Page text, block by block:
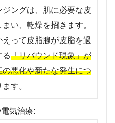
ングは、肌に必要な皮
い、乾燥を招きます。
って皮脂腺が皮脂を過
る「リバウンド現象」が
悪化や新たな発生につ
す。
気治療: